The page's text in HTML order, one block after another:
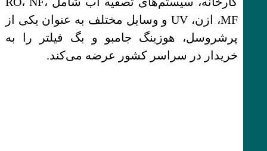
MF، ازن، UV و وسایل مختلف به عنوان یکی از
پرشروسل، هوزینگ جامبو و بگ فیلتر را به
خریدار در سراسر کشور عرضه می‌کند.